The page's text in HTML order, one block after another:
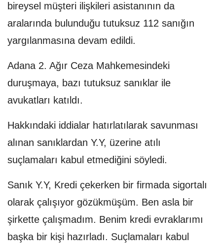
bireysel müşteri ilişkileri asistanının da
aralarında bulunduğu tutuksuz 112 sanığın
yargılanmasına devam edildi.
Adana 2. Ağır Ceza Mahkemesindeki
duruşmaya, bazı tutuksuz sanıklar ile
avukatları katıldı.
Hakkındaki iddialar hatırlatılarak savunması
alınan sanıklardan Y.Y, üzerine atılı
suçlamaları kabul etmediğini söyledi.
Sanık Y.Y, Kredi çekerken bir firmada sigortalı
olarak çalışıyor gözükmüşüm. Ben asla bir
şirkette çalışmadım. Benim kredi evraklarımı
başka bir kişi hazırladı. Suçlamaları kabul